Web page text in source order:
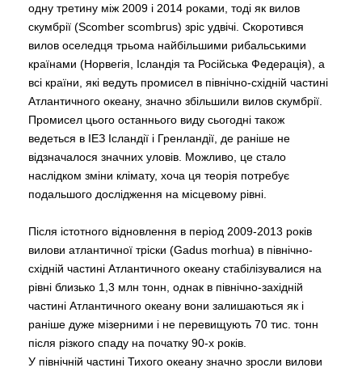
одну третину між 2009 і 2014 роками, тоді як вилов
скумбрії (Scomber scombrus) зріс удвічі. Скоротився
вилов оселедця трьома найбільшими рибальськими
країнами (Норвегія, Ісландія та Російська Федерація), а
всі країни, які ведуть промисел в північно-східній частині
Атлантичного океану, значно збільшили вилов скумбрії.
Промисел цього останнього виду сьогодні також
ведеться в ІЕЗ Ісландії і Гренландії, де раніше не
відзначалося значних уловів. Можливо, це стало
наслідком зміни клімату, хоча ця теорія потребує
подальшого дослідження на місцевому рівні.
Після істотного відновлення в період 2009-2013 років
вилови атлантичної тріски (Gadus morhua) в північно-
східній частині Атлантичного океану стабілізувалися на
рівні близько 1,3 млн тонн, однак в північно-західній
частині Атлантичного океану вони залишаються як і
раніше дуже мізерними і не перевищують 70 тис. тонн
після різкого спаду на початку 90-х років.
У північній частині Тихого океану значно зросли вилови